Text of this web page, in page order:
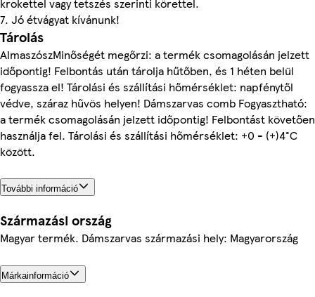
7. Jó étvágyat kívánunk!
Tárolás
AlmaszószMinőségét megőrzi: a termék csomagolásán jelzett
időpontig! Felbontás után tárolja hűtőben, és 1 héten belül
fogyassza el! Tárolási és szállítási hőmérséklet: napfénytől
védve, száraz hűvös helyen! Dámszarvas comb Fogyasztható:
a termék csomagolásán jelzett időpontig! Felbontást követően
használja fel. Tárolási és szállítási hőmérséklet: +0 - (+)4°C
között.
További információ
Származási ország
Magyar termék. Dámszarvas származási hely: Magyarország
Márkainformáció